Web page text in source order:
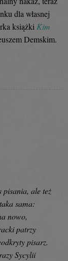
dla własnej
książki Kim
Demskim.
ale też
sama:
nowo,
patrzy
pisarz.
Sycylii